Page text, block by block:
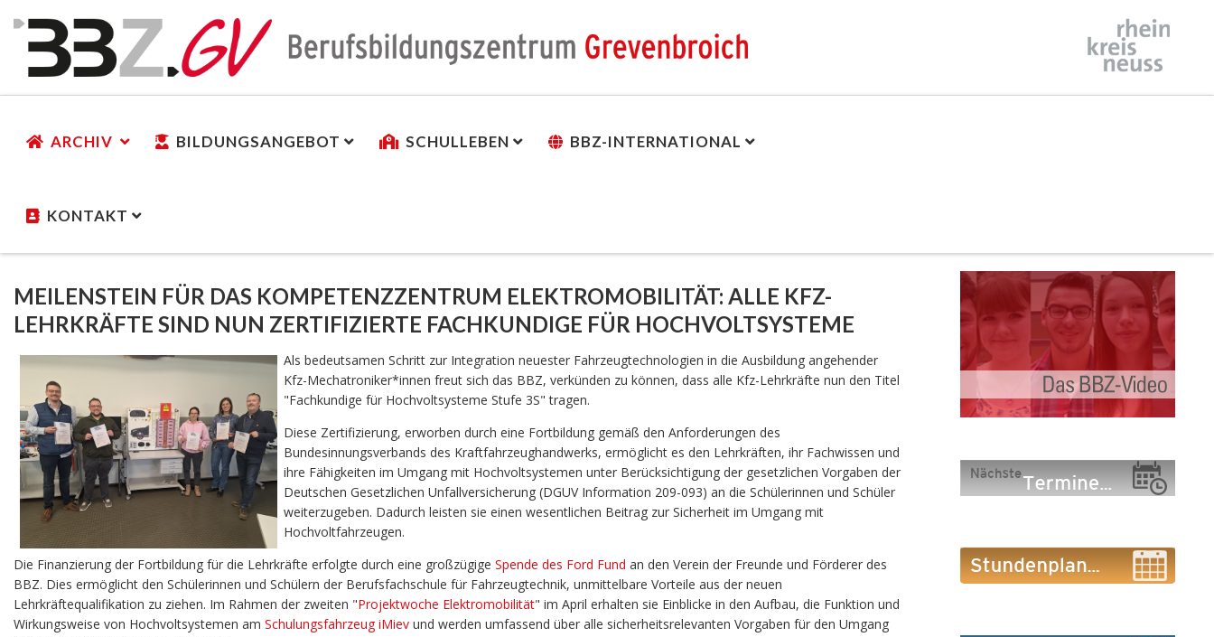
ARCHIV BILDUNGSANGEBOT SCHULLEBEN BBZ-INTERNATIONAL
KONTAKT
MEILENSTEIN FÜR DAS KOMPETENZZENTRUM ELEKTROMOBILITÄT: ALLE KFZ-
LEHRKRÄFTE SIND NUN ZERTIFIZIERTE FACHKUNDIGE FÜR HOCHVOLTSYSTEME
Als bedeutsamen Schritt zur Integration neuester Fahrzeugtechnologien in die Ausbildung angehender
Kfz-Mechatroniker*innen freut sich das BBZ, verkünden zu können, dass alle Kfz-Lehrkräfte nun den Titel
"Fachkundige für Hochvoltsysteme Stufe 3S" tragen.
Diese Zertifizierung, erworben durch eine Fortbildung gemäß den Anforderungen des
Bundesinnungsverbands des Kraftfahrzeughandwerks, ermöglicht es den Lehrkräften, ihr Fachwissen und
ihre Fähigkeiten im Umgang mit Hochvoltsystemen unter Berücksichtigung der gesetzlichen Vorgaben der
Deutschen Gesetzlichen Unfallversicherung (DGUV Information 209-093) an die Schülerinnen und Schüler
weiterzugeben. Dadurch leisten sie einen wesentlichen Beitrag zur Sicherheit im Umgang mit
Hochvoltfahrzeugen.
Die Finanzierung der Fortbildung für die Lehrkräfte erfolgte durch eine großzügige Spende des Ford Fund an den Verein der Freunde und Förderer des
BBZ. Dies ermöglicht den Schülerinnen und Schülern der Berufsfachschule für Fahrzeugtechnik, unmittelbare Vorteile aus der neuen
Lehrkräftequalifikation zu ziehen. Im Rahmen der zweiten "Projektwoche Elektromobilität" im April erhalten sie Einblicke in den Aufbau, die Funktion und
Wirkungsweise von Hochvoltsystemen am Schulungsfahrzeug iMiev und werden umfassend über alle sicherheitsrelevanten Vorgaben für den Umgang